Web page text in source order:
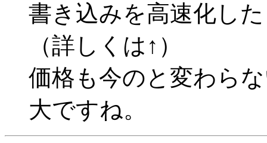
書き込みを高速化し
（詳しくは↑）
価格も今のと変わら
大ですね。